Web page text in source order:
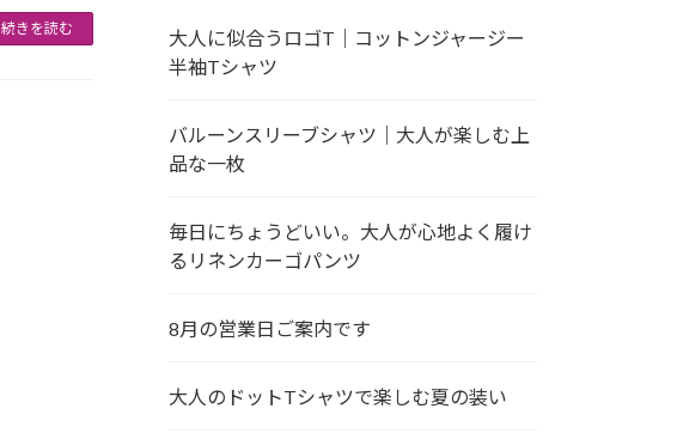
続きを読む
大人に似合うロゴT｜コットンジャージー
半袖Tシャツ
バルーンスリーブシャツ｜大人が楽しむ上
品な一枚
毎日にちょうどいい。大人が心地よく履け
るリネンカーゴパンツ
8月の営業日ご案内です
大人のドットTシャツで楽しむ夏の装い